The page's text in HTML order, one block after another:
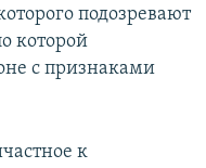
подозревают
которой
с признаками
к